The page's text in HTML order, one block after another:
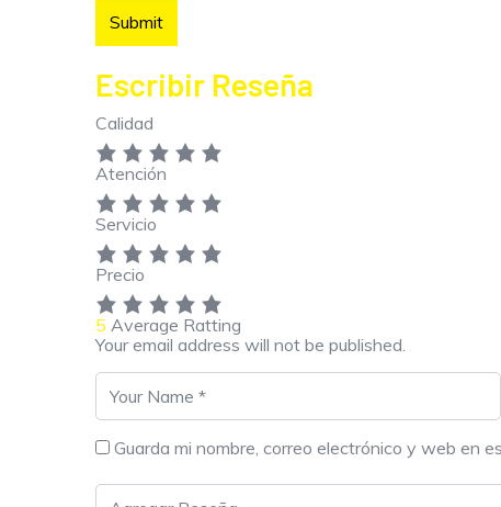
Escribir Reseña
Calidad
Atención
Servicio
Precio
5 Average Ratting
Your email address will not be published.
Guarda mi nombre, correo electrónico y web en